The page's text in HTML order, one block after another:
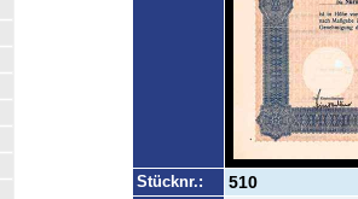
Stücknr.: 510